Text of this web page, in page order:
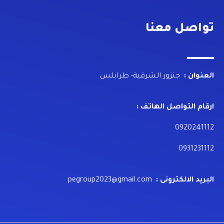
تواصل معنا
العنوان : جنزور الشرقية- طرابلس
ارقام التواصل الهاتف :
0920241112
0931231112
البريد الالكترونى :